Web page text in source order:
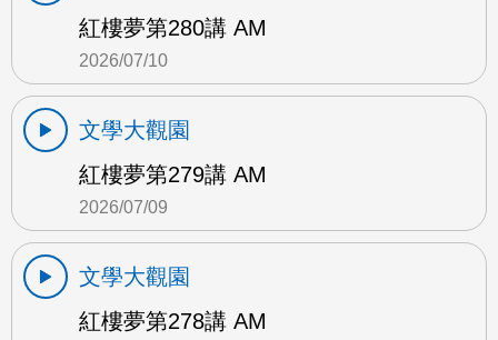
紅樓夢第280講 AM
2026/07/10
文學大觀園
紅樓夢第279講 AM
2026/07/09
文學大觀園
紅樓夢第278講 AM